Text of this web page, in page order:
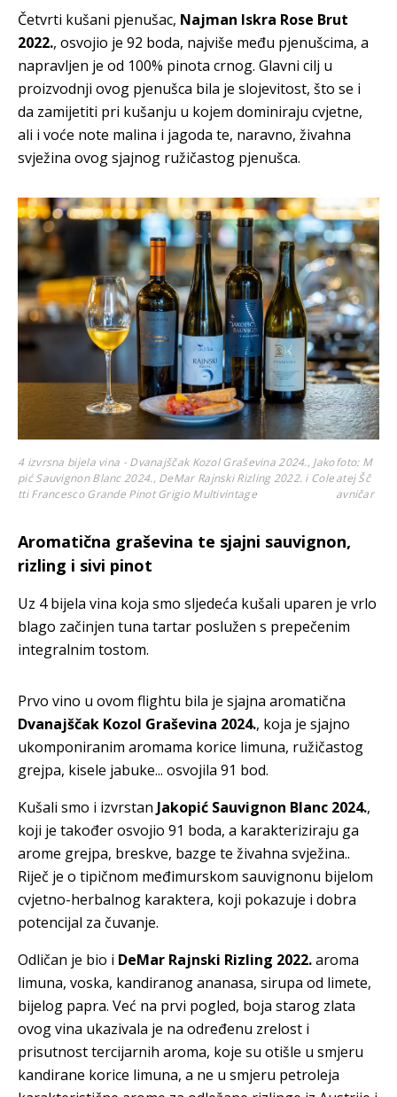
Četvrti kušani pjenušac, Najman Iskra Rose Brut
2022., osvojio je 92 boda, najviše među pjenušcima, a
napravljen je od 100% pinota crnog. Glavni cilj u
proizvodnji ovog pjenušca bila je slojevitost, što se i
da zamijetiti pri kušanju u kojem dominiraju cvjetne,
ali i voće note malina i jagoda te, naravno, živahna
svježina ovog sjajnog ružičastog pjenušca.
4 izvrsna bijela vina - Dvanajščak Kozol Graševina 2024., Jako
pić Sauvignon Blanc 2024., DeMar Rajnski Rizling 2022. i Cole
tti Francesco Grande Pinot Grigio Multivintage
foto: M
atej Šč
avničar
Aromatična graševina te sjajni sauvignon,
rizling i sivi pinot
Uz 4 bijela vina koja smo sljedeća kušali uparen je vrlo
blago začinjen tuna tartar poslužen s prepečenim
integralnim tostom.
Prvo vino u ovom flightu bila je sjajna aromatična
Dvanajščak Kozol Graševina 2024., koja je sjajno
ukomponiranim aromama korice limuna, ružičastog
grejpa, kisele jabuke... osvojila 91 bod.
Kušali smo i izvrstan Jakopić Sauvignon Blanc 2024.,
koji je također osvojio 91 boda, a karakteriziraju ga
arome grejpa, breskve, bazge te živahna svježina..
Riječ je o tipičnom međimurskom sauvignonu bijelom
cvjetno-herbalnog karaktera, koji pokazuje i dobra
potencijal za čuvanje.
Odličan je bio i DeMar Rajnski Rizling 2022.aroma
limuna, voska, kandiranog ananasa, sirupa od limete,
bijelog papra. Već na prvi pogled, boja starog zlata
ovog vina ukazivala je na određenu zrelost i
prisutnost tercijarnih aroma, koje su otišle u smjeru
kandirane korice limuna, a ne u smjeru petroleja